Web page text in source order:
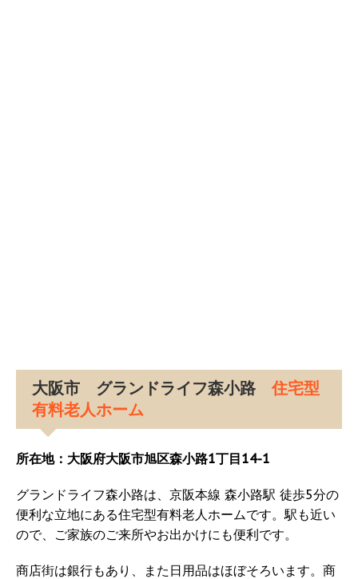
大阪市 グランドライフ森小路 住宅型
有料老人ホーム
所在地：大阪府大阪市旭区森小路1丁目14-1
グランドライフ森小路は、京阪本線 森小路駅 徒歩5分の
便利な立地にある住宅型有料老人ホームです。駅も近い
ので、ご家族のご来所やお出かけにも便利です。
商店街は銀行もあり、また日用品はほぼそろいます。商